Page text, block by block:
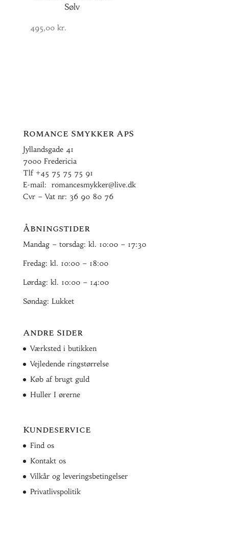
Sølv
495,00 kr.
Romance Smykker ApS
Jyllandsgade 41
7000 Fredericia
Tlf +45 75 75 75 91
E-mail: romancesmykker@live.dk
Cvr – Vat nr: 36 90 80 76
Åbningstider
Mandag – torsdag: kl. 10:00 – 17:30
Fredag: kl. 10:00 – 18:00
Lørdag: kl. 10:00 – 14:00
Søndag: Lukket
Andre Sider
Værksted i butikken
Vejledende ringstørrelse
Køb af brugt guld
Huller I ørerne
Kundeservice
Find os
Kontakt os
Vilkår og leveringsbetingelser
Privatlivspolitik